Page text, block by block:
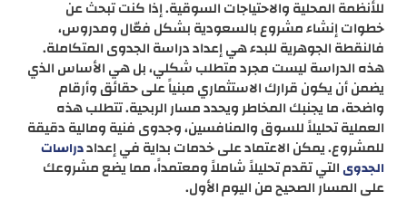
للأنظمة المحلية والاحتياجات السوقية. إذا كنت تبحث عن
خطوات إنشاء مشروع بالسعودية بشكل فعّال ومدروس،
فالنقطة الجوهرية للبدء هي إعداد دراسة الجدوى المتكاملة.
هذه الدراسة ليست مجرد متطلب شكلي، بل هي الأساس الذي
يضمن أن يكون قرارك الاستثماري مبنياً على حقائق وأرقام
واضحة، ما يجنبك المخاطر ويحدد مسار الربحية. تتطلب هذه
العملية تحليلاً للسوق والمنافسين، وجدوى فنية ومالية دقيقة
للمشروع. يمكن الاعتماد على خدمات بداية في إعداددراسات
الجدوىالتي تقدم تحليلاً شاملاً ومعتمداً، مما يضع مشروعك
على المسار الصحيح من اليوم الأول.